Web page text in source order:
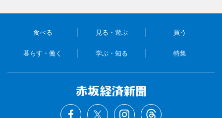
食べる 見る・遊ぶ 買う
暮らす・働く 学ぶ・知る 特集